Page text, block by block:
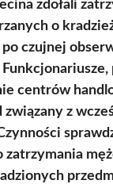
zdołali
o
czujnej
centrów
związany z
zatrzymania